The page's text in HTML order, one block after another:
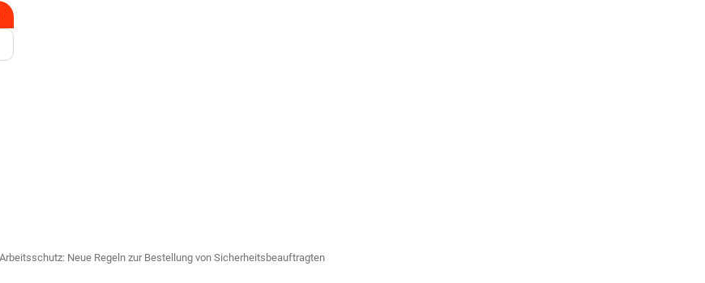
Arbeitsschutz: Neue Regeln zur Bestellung von Sicherheitsbeauftragten